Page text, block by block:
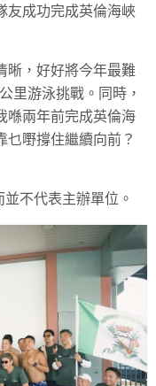
友成功完成英倫海峽
晰，好好將今年最難
里游泳挑戰。同時，
喺兩年前完成英倫海
乜嘢撐住繼續向前？
不代表主辦單位。